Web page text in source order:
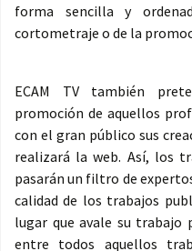
forma sencilla y
cortometraje o de la
ECAM TV también
promoción de aquellos
con el gran público sus
realizará la web. Así, los
pasarán un filtro de
calidad de los trabajos
lugar que avale su trabajo
entre todos aquellos